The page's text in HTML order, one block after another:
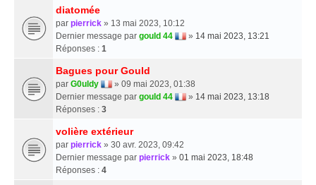
diatomée
par pierrick » 13 mai 2023, 10:12
Dernier message par gould 44 » 14 mai 2023, 13:21
Réponses : 1
Bagues pour Gould
par G0uldy
» 09 mai 2023, 01:38
Dernier message par gould 44 » 14 mai 2023, 13:18
Réponses : 3
volière extérieur
par pierrick » 30 avr. 2023, 09:42
Dernier message par pierrick » 01 mai 2023, 18:48
Réponses : 4